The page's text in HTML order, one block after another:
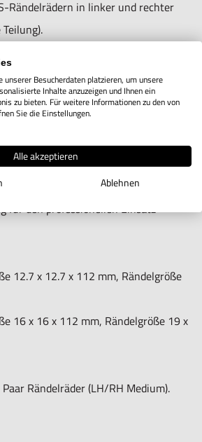
Verwendungszweck geeignet.
kann zu Schäden und
Gesinkkampstraat 1,7051 HR
email: Info@hogetex.com
Rändelrädern in linker und rechter
Einsatz auf Drehmaschinen.
Kopf
(mittlere Teilung)
lange Standzeit
für den professionellen Einsatz
12.7 x 12.7 x 112 mm, Rändelgröße
16 x 16 x 112 mm, Rändelgröße 19 x
Rändelräder (LH/RH Medium).
unserer Besucherdaten platzieren, um unsere
Inhalte anzuzeigen und Ihnen ein
zu bieten. Für weitere Informationen zu den von
Sie die Einstellungen.
Alle akzeptieren
Ablehnen